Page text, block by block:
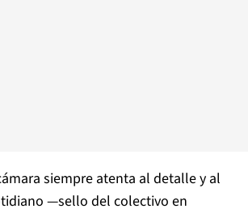
siempre atenta al detalle y al
—sello del colectivo en